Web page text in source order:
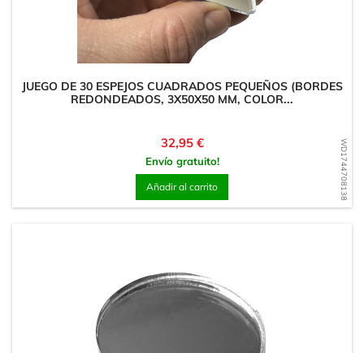
WD1744708138
JUEGO DE 30 ESPEJOS CUADRADOS PEQUEÑOS (BORDES
REDONDEADOS, 3X50X50 MM, COLOR...
Precio
32,95 €
Envío gratuito!
Añadir al carrito